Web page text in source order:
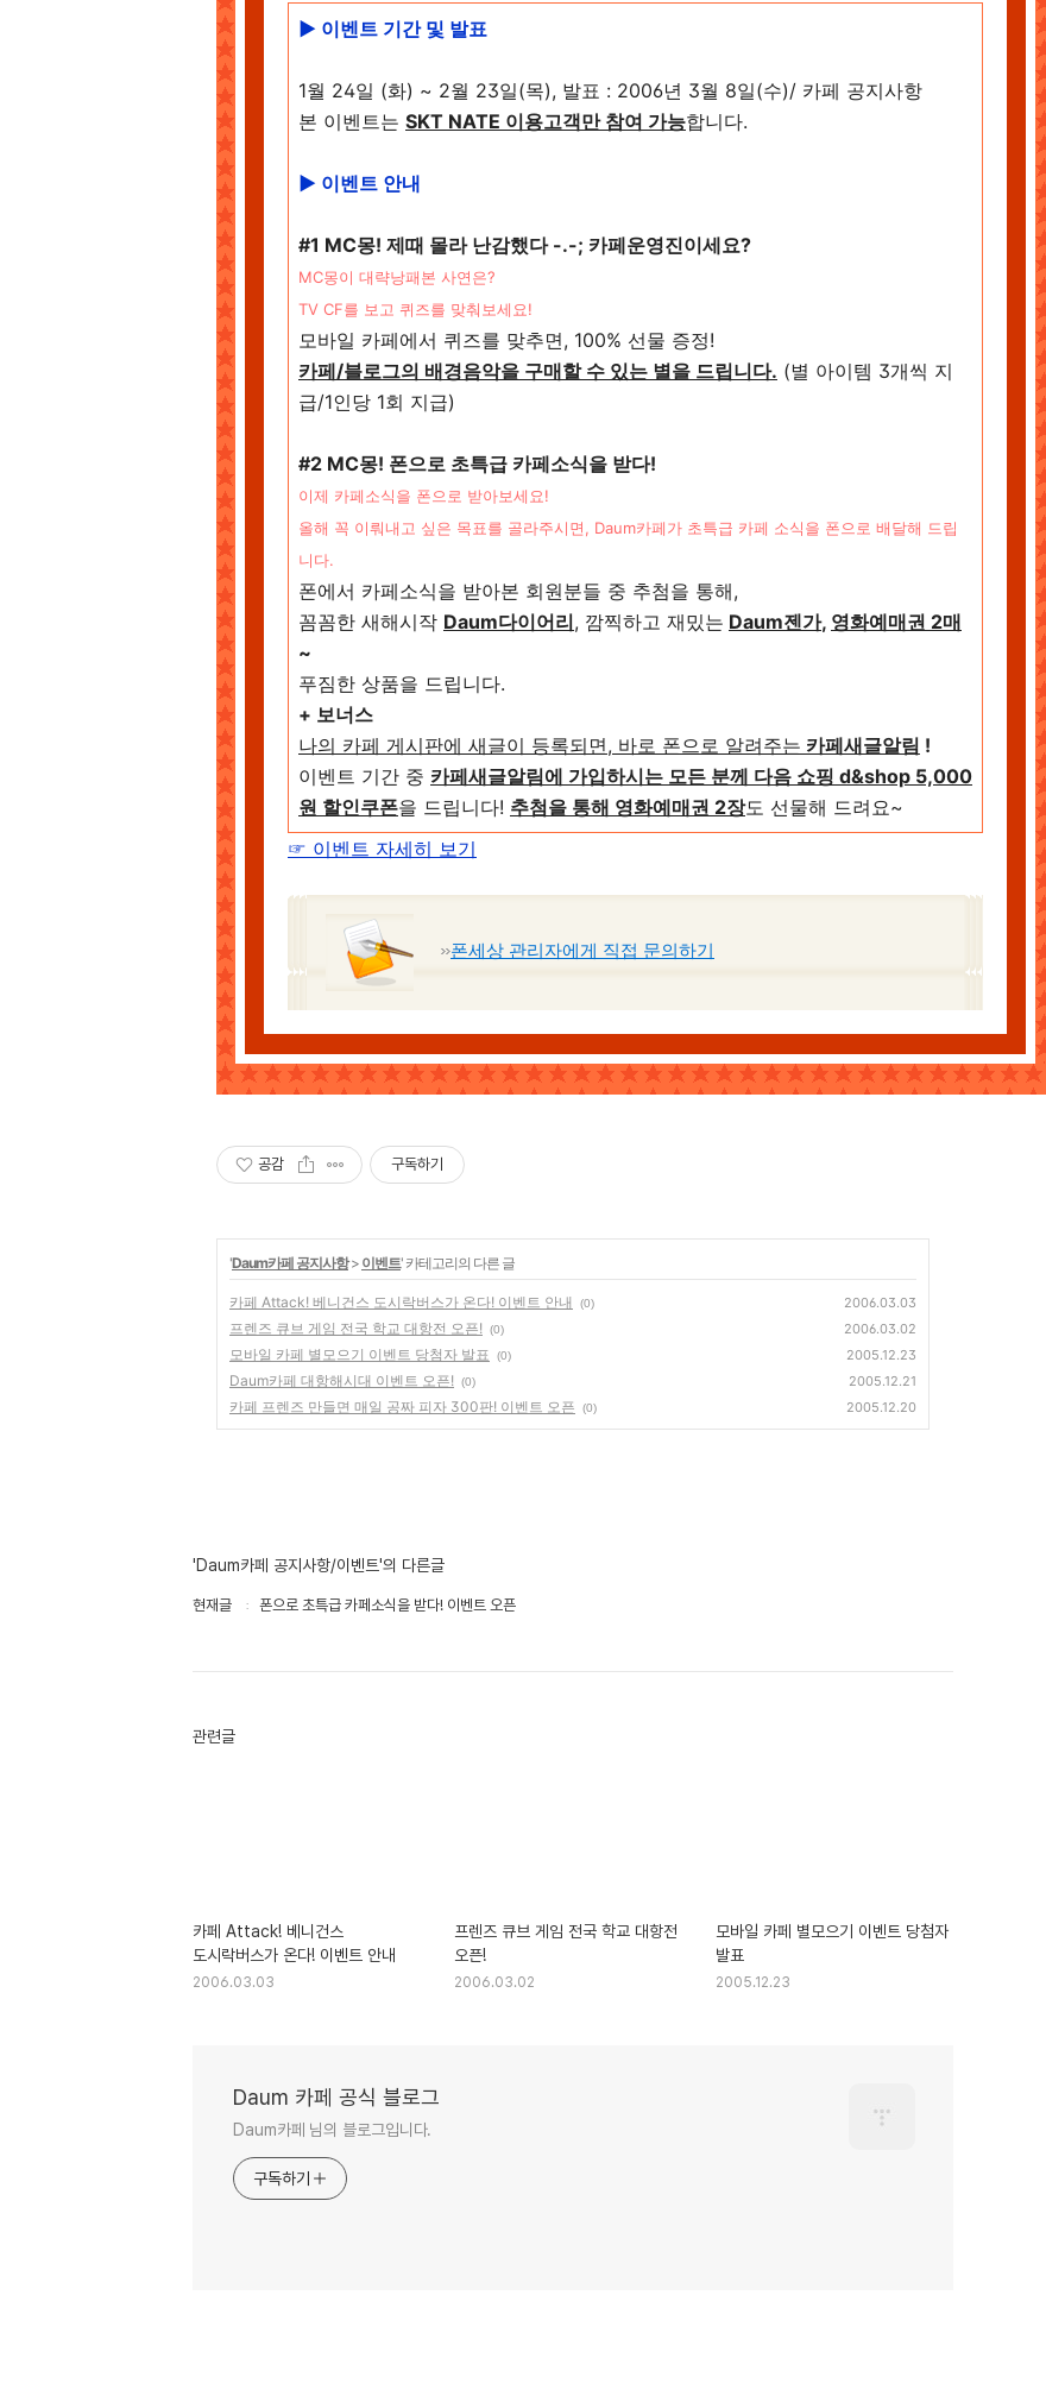
▶ 이벤트 기간 및 발표
1월 24일 (화) ~ 2월 23일(목), 발표 : 2006년 3월 8일(수)/ 카페 공지사항
본 이벤트는 SKT NATE 이용고객만 참여 가능합니다.
▶ 이벤트 안내
#1 MC몽! 제때 몰라 난감했다 -.-; 카페운영진이세요?
MC몽이 대략낭패본 사연은?
TV CF를 보고 퀴즈를 맞춰보세요!
모바일 카페에서 퀴즈를 맞추면, 100% 선물 증정!
카페/블로그의 배경음악을 구매할 수 있는 별을 드립니다. (별 아이템 3개씩 지
급/1인당 1회 지급)
#2 MC몽! 폰으로 초특급 카페소식을 받다!
이제 카페소식을 폰으로 받아보세요!
올해 꼭 이뤄내고 싶은 목표를 골라주시면, Daum카페가 초특급 카페 소식을 폰으로 배달해 드립
니다.
폰에서 카페소식을 받아본 회원분들 중 추첨을 통해,
꼼꼼한 새해시작 Daum다이어리, 깜찍하고 재밌는 Daum젠가, 영화예매권 2매
~
푸짐한 상품을 드립니다.
+ 보너스
나의 카페 게시판에 새글이 등록되면, 바로 폰으로 알려주는 카페새글알림 !
이벤트 기간 중 카페새글알림에 가입하시는 모든 분께 다음 쇼핑 d&shop 5,000
원 할인쿠폰을 드립니다! 추첨을 통해 영화예매권 2장도 선물해 드려요~
☞ 이벤트 자세히 보기
폰세상 관리자에게 직접 문의하기
공감 구독하기
'Daum카페 공지사항> 이벤트' 카테고리의 다른 글
카페 Attack! 베니건스 도시락버스가 온다! 이벤트 안내 (0) 2006.03.03
프렌즈 큐브 게임 전국 학교 대항전 오픈! (0) 2006.03.02
모바일 카페 별모으기 이벤트 당첨자 발표 (0) 2005.12.23
Daum카페 대항해시대 이벤트 오픈! (0) 2005.12.21
카페 프렌즈 만들면 매일 공짜 피자 300판! 이벤트 오픈 (0) 2005.12.20
'Daum카페 공지사항/이벤트'의 다른글
현재글 폰으로 초특급 카페소식을 받다! 이벤트 오픈
관련글
카페 Attack! 베니건스
도시락버스가 온다! 이벤트 안내
2006.03.03
프렌즈 큐브 게임 전국 학교 대항전
오픈!
2006.03.02
모바일 카페 별모으기 이벤트 당첨자
발표
2005.12.23
Daum 카페 공식 블로그
Daum카페 님의 블로그입니다.
구독하기